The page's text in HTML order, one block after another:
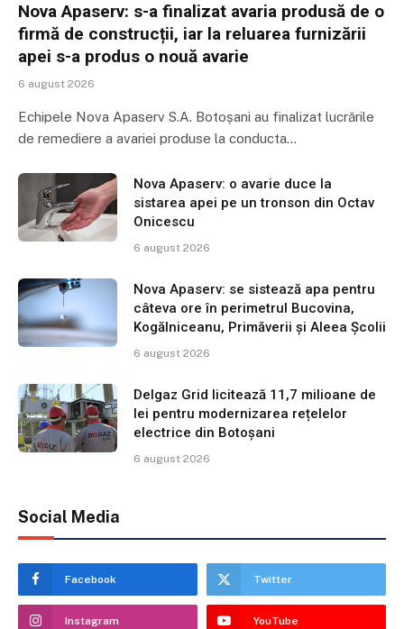
Nova Apaserv: s-a finalizat avaria produsă de o
firmă de construcții, iar la reluarea furnizării
apei s-a produs o nouă avarie
6 august 2026
Echipele Nova Apaserv S.A. Botoșani au finalizat lucrările
de remediere a avariei produse la conducta…
Nova Apaserv: o avarie duce la
sistarea apei pe un tronson din Octav
Onicescu
6 august 2026
Nova Apaserv: se sistează apa pentru
câteva ore în perimetrul Bucovina,
Kogălniceanu, Primăverii și Aleea Școlii
6 august 2026
Delgaz Grid licitează 11,7 milioane de
lei pentru modernizarea rețelelor
electrice din Botoșani
6 august 2026
Social Media
Facebook Twitter
Instagram YouTube